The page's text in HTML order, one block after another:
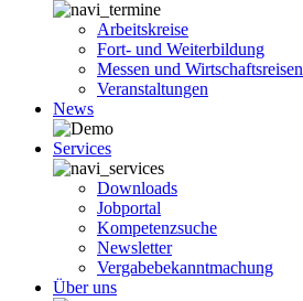
Arbeitskreise
Fort- und Weiterbildung
Messen und Wirtschaftsreisen
Veranstaltungen
News
Services
Downloads
Jobportal
Kompetenzsuche
Newsletter
Vergabebekanntmachung
Über uns